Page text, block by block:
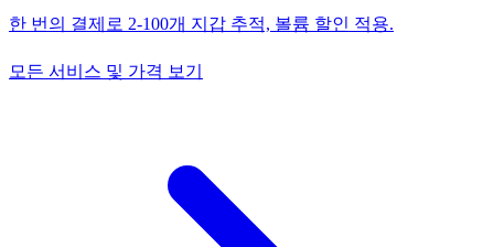
한 번의 결제로 2-100개 지갑 추적, 볼륨 할인 적용.
모든 서비스 및 가격 보기